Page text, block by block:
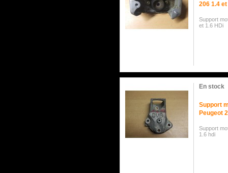
206 1.4
Support
et 1.6 HDi
En stock
Support
Peugeot
Support
1.6 hdi